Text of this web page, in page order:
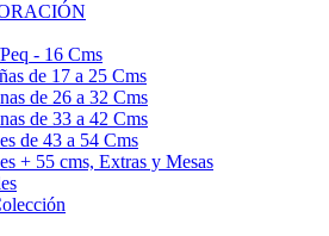
- 16 Cms
de 17 a 25 Cms
de 26 a 32 Cms
de 33 a 42 Cms
de 43 a 54 Cms
+ 55 cms, Extras y Mesas